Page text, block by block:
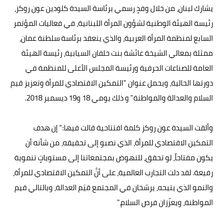
يشارك لبنان، من خلال وفدٍ رسمي برئاسة السيدة كلودين عون روكز،
رئيسة الهيئة الوطنية لشؤون المرأة اللبنانية، في فعاليات المؤتمر
السابع لمنظمة المرأة العربية، والذي ينعقد برئاسة سلطنة عمان،
ممثلة بمعالي الشيخة عائشة بنت خلفان السيابية، رئيسة الهيئة
العامة للصناعات الحرفية ورئيسة المجلس الأعلى للمنظمة في
دورتها الحالية، ويحمل عنوان "التمكين الاقتصادي للمرأة وتعزيز قيم
السلام والعدالة والمواطنة" و ذلك يومي 18 و19 ديسمبر 2018.
وألقت السيدة عون روكز كلمة افتتاحية قالت فيها:" إن هدف
التمكين الاقتصادي للمرأة، الذي نصبو إلى تحقيقه، من شأنه أن
يكون مفتاحاً، لو تحقق، للنهوض بمجتمعاتنا إلى مستوياتٍ تنموية
رفيعة. لقد دلت التجارب العالمية، على أنَّ التمكين الاقتصادي للمرأة،
والنمو الذي يتيحه، يرسّخان في المجتمع قيَم العدالة، وبالتالي قيم
المواطنة، ويعزّزان فرص السلام."